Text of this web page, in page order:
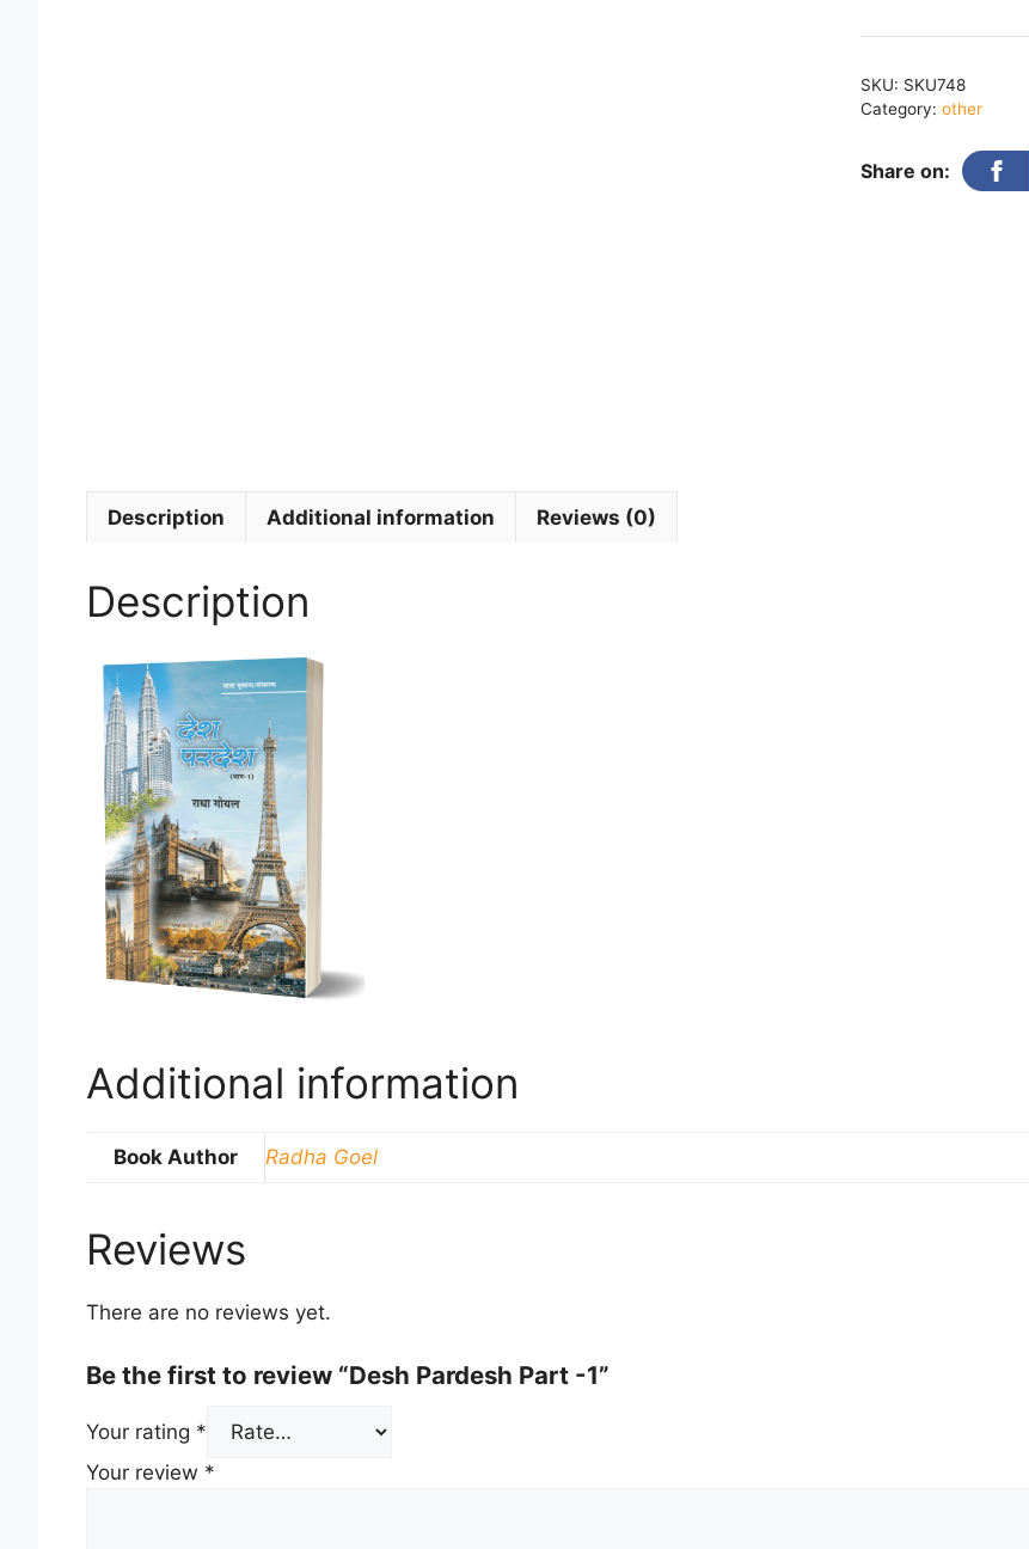
Part
quantity
SKU: SKU748
Category: other
Share on:
Description Additional information Reviews (0)
Description
Additional information
Book Author Radha Goel
Reviews
There are no reviews yet.
Be the first to review “Desh Pardesh Part -1”
Your rating *
Your review *